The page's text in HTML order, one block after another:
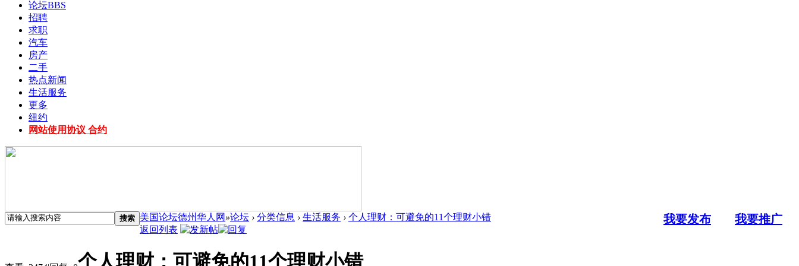
论坛BBS
招聘
求职
汽车
房产
二手
热点新闻
生活服务
更多
纽约
网站使用协议 合约
搜索 我要发布 我要推广
美国论坛德州华人网 »论坛 › 分类信息 › 生活服务 › 个人理财：可避免的11个理财小错
返回列表
个人理财：可避免的11个理财小错